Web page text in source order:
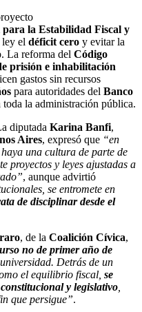
la Estabilidad Fiscal y
ley el déficit cero y evitar la
La reforma del Código
prisión e inhabilitación
gastos sin recursos
para autoridades del Banco
la administración pública.
diputada Karina Banfi,
Aires, expresó que “en
una cultura de parte de
proyectos y leyes ajustadas a
, aunque advirtió
se entromete en
de disciplinar desde el
, de la Coalición Cívica,
no de primer año de
Detrás de un
el equilibrio fiscal, se
y legislativo
que persigue”.